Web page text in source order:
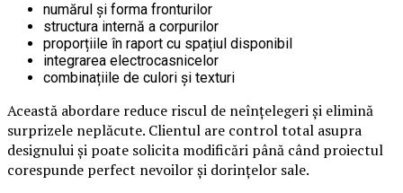
numărul și forma fronturilor
structura internă a corpurilor
proporțiile în raport cu spațiul disponibil
integrarea electrocasnicelor
combinațiile de culori și texturi
Această abordare reduce riscul de neînțelegeri și elimină
surprizele neplăcute. Clientul are control total asupra
designului și poate solicita modificări până când proiectul
corespunde perfect nevoilor și dorințelor sale.